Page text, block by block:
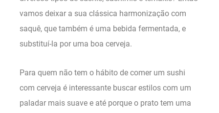
vamos deixar a sua clássica harmonização com
saquê, que também é uma bebida fermentada, e
substituí-la por uma boa cerveja.
Para quem não tem o hábito de comer um sushi
com cerveja é interessante buscar estilos com um
paladar mais suave e até porque o prato tem uma